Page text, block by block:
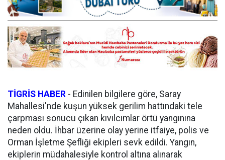
TİGRİS HABER - Edinilen bilgilere göre, Saray
Mahallesi'nde kuşun yüksek gerilim hattındaki tele
çarpması sonucu çıkan kıvılcımlar örtü yangınına
neden oldu. İhbar üzerine olay yerine itfaiye, polis ve
Orman İşletme Şefliği ekipleri sevk edildi. Yangın,
ekiplerin müdahalesiyle kontrol altına alınarak